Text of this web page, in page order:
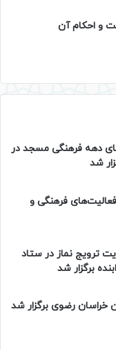
و احکام آن
دهه فرهنگی مسجد در
شد
فرهنگی و
ترویج نماز در ستاد
برگزار شد
خراسان رضوی برگزار شد